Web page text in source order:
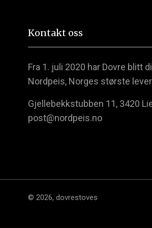
Kontakt oss
Fra 1. juli 2020 har Dovre blitt
Nordpeis, Norges største
Gjellebekkstubben 11, 3420
post@nordpeis.no
© 2026, dovrestoves